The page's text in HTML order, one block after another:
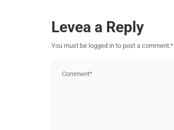
Levea a Reply
You must be logged in to post a comment.*